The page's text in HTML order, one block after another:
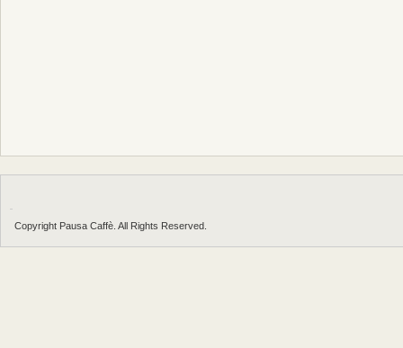
Copyright Pausa Caffè. All Rights Reserved.